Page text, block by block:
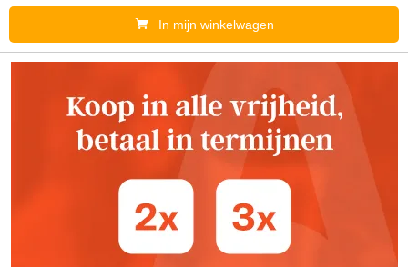
In mijn winkelwagen